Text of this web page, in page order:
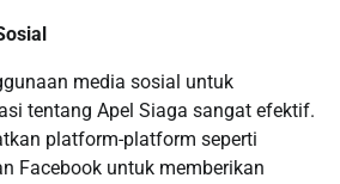
media sosial untuk
tentang Apel Siaga sangat efektif.
platform-platform seperti
Facebook untuk memberikan